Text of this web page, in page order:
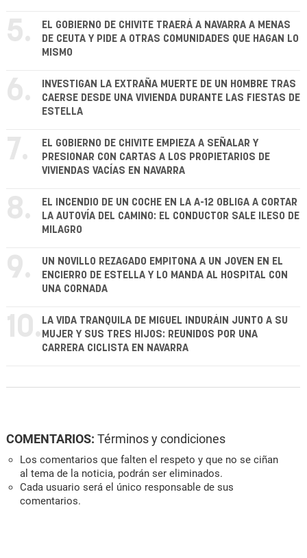
5.
EL GOBIERNO DE CHIVITE TRAERÁ A NAVARRA A MENAS
DE CEUTA Y PIDE A OTRAS COMUNIDADES QUE HAGAN LO
MISMO
6.
INVESTIGAN LA EXTRAÑA MUERTE DE UN HOMBRE TRAS
CAERSE DESDE UNA VIVIENDA DURANTE LAS FIESTAS DE
ESTELLA
7.
EL GOBIERNO DE CHIVITE EMPIEZA A SEÑALAR Y
PRESIONAR CON CARTAS A LOS PROPIETARIOS DE
VIVIENDAS VACÍAS EN NAVARRA
8.
EL INCENDIO DE UN COCHE EN LA A-12 OBLIGA A CORTAR
LA AUTOVÍA DEL CAMINO: EL CONDUCTOR SALE ILESO DE
MILAGRO
9.
UN NOVILLO REZAGADO EMPITONA A UN JOVEN EN EL
ENCIERRO DE ESTELLA Y LO MANDA AL HOSPITAL CON
UNA CORNADA
10. LA VIDA TRANQUILA DE MIGUEL INDURÁIN JUNTO A SU
MUJER Y SUS TRES HIJOS: REUNIDOS POR UNA
CARRERA CICLISTA EN NAVARRA
COMENTARIOS: Términos y condiciones
Los comentarios que falten el respeto y que no se ciñan
al tema de la noticia, podrán ser eliminados.
Cada usuario será el único responsable de sus
comentarios.